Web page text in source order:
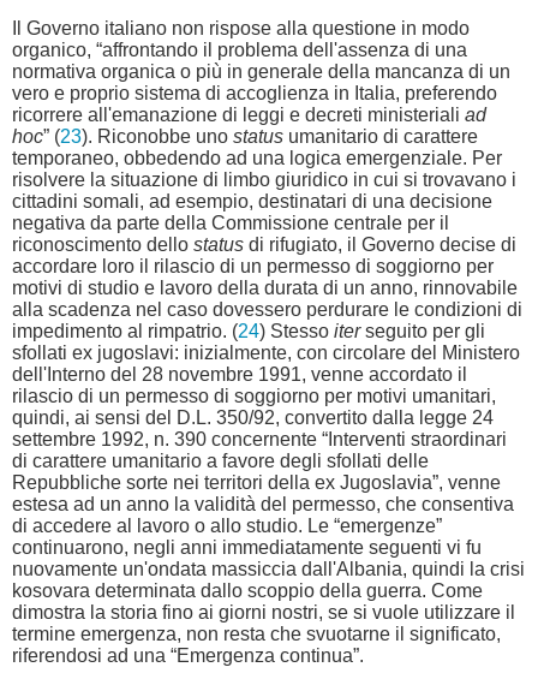
Il Governo italiano non rispose alla questione in modo
organico, “affrontando il problema dell'assenza di una
normativa organica o più in generale della mancanza di un
vero e proprio sistema di accoglienza in Italia, preferendo
ricorrere all'emanazione di leggi e decreti ministeriali ad
hoc” (23). Riconobbe uno status umanitario di carattere
temporaneo, obbedendo ad una logica emergenziale. Per
risolvere la situazione di limbo giuridico in cui si trovavano i
cittadini somali, ad esempio, destinatari di una decisione
negativa da parte della Commissione centrale per il
riconoscimento dello status di rifugiato, il Governo decise di
accordare loro il rilascio di un permesso di soggiorno per
motivi di studio e lavoro della durata di un anno, rinnovabile
alla scadenza nel caso dovessero perdurare le condizioni di
impedimento al rimpatrio. (24) Stesso iterseguito per gli
sfollati ex jugoslavi: inizialmente, con circolare del Ministero
dell'Interno del 28 novembre 1991, venne accordato il
rilascio di un permesso di soggiorno per motivi umanitari,
quindi, ai sensi del D.L. 350/92, convertito dalla legge 24
settembre 1992, n. 390 concernente “Interventi straordinari
di carattere umanitario a favore degli sfollati delle
Repubbliche sorte nei territori della ex Jugoslavia”, venne
estesa ad un anno la validità del permesso, che consentiva
di accedere al lavoro o allo studio. Le “emergenze”
continuarono, negli anni immediatamente seguenti vi fu
nuovamente un'ondata massiccia dall'Albania, quindi la crisi
kosovara determinata dallo scoppio della guerra. Come
dimostra la storia fino ai giorni nostri, se si vuole utilizzare il
termine emergenza, non resta che svuotarne il significato,
riferendosi ad una “Emergenza continua”.